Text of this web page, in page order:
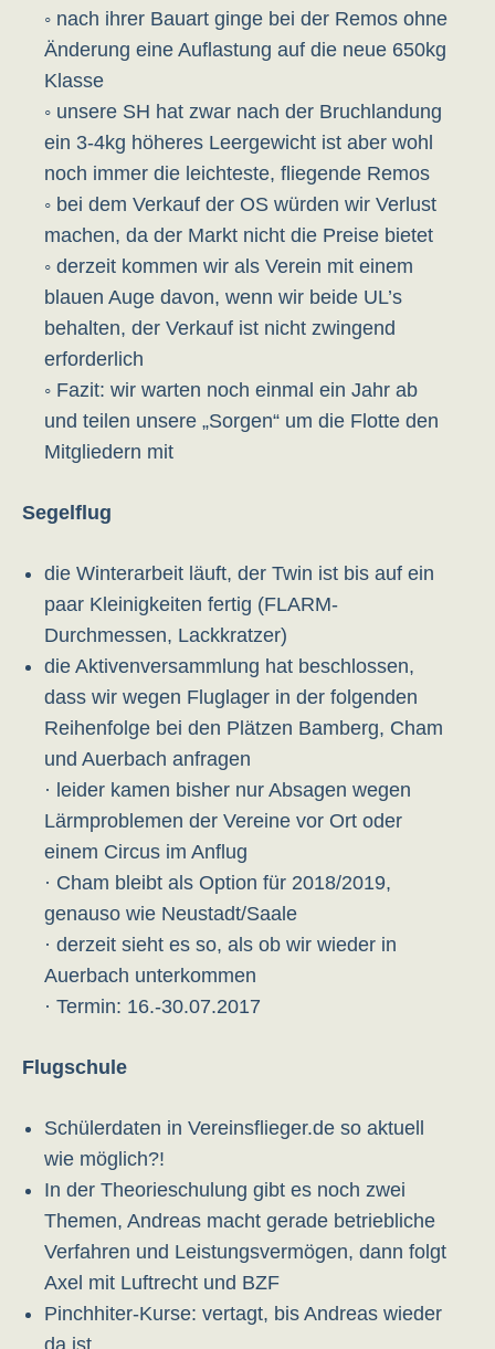
◦ nach ihrer Bauart ginge bei der Remos ohne
Änderung eine Auflastung auf die neue 650kg
Klasse
◦ unsere SH hat zwar nach der Bruchlandung
ein 3-4kg höheres Leergewicht ist aber wohl
noch immer die leichteste, fliegende Remos
◦ bei dem Verkauf der OS würden wir Verlust
machen, da der Markt nicht die Preise bietet
◦ derzeit kommen wir als Verein mit einem
blauen Auge davon, wenn wir beide UL’s
behalten, der Verkauf ist nicht zwingend
erforderlich
◦ Fazit: wir warten noch einmal ein Jahr ab
und teilen unsere „Sorgen“ um die Flotte den
Mitgliedern mit
Segelflug
die Winterarbeit läuft, der Twin ist bis auf ein
paar Kleinigkeiten fertig (FLARM-
Durchmessen, Lackkratzer)
die Aktivenversammlung hat beschlossen,
dass wir wegen Fluglager in der folgenden
Reihenfolge bei den Plätzen Bamberg, Cham
und Auerbach anfragen
· leider kamen bisher nur Absagen wegen
Lärmproblemen der Vereine vor Ort oder
einem Circus im Anflug
· Cham bleibt als Option für 2018/2019,
genauso wie Neustadt/Saale
· derzeit sieht es so, als ob wir wieder in
Auerbach unterkommen
· Termin: 16.-30.07.2017
Flugschule
Schülerdaten in Vereinsflieger.de so aktuell
wie möglich?!
In der Theorieschulung gibt es noch zwei
Themen, Andreas macht gerade betriebliche
Verfahren und Leistungsvermögen, dann folgt
Axel mit Luftrecht und BZF
Pinchhiter-Kurse: vertagt, bis Andreas wieder
da ist